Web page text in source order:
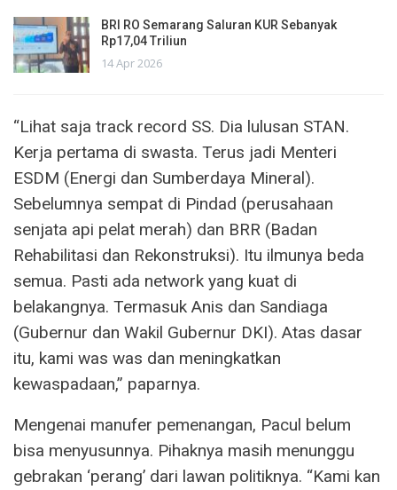
BRI RO Semarang Saluran KUR Sebanyak
Rp17,04 Triliun
14 Apr 2026
“Lihat saja track record SS. Dia lulusan STAN.
Kerja pertama di swasta. Terus jadi Menteri
ESDM (Energi dan Sumberdaya Mineral).
Sebelumnya sempat di Pindad (perusahaan
senjata api pelat merah) dan BRR (Badan
Rehabilitasi dan Rekonstruksi). Itu ilmunya beda
semua. Pasti ada network yang kuat di
belakangnya. Termasuk Anis dan Sandiaga
(Gubernur dan Wakil Gubernur DKI). Atas dasar
itu, kami was was dan meningkatkan
kewaspadaan,” paparnya.
Mengenai manufer pemenangan, Pacul belum
bisa menyusunnya. Pihaknya masih menunggu
gebrakan ‘perang’ dari lawan politiknya. “Kami kan